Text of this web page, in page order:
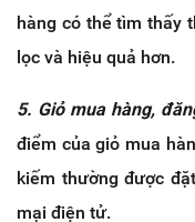
hàng có thể tìm thấy
lọc và hiệu quả hơn.
5. Giỏ mua hàng,
điểm của giỏ mua
kiếm thường được
mại điện tử.